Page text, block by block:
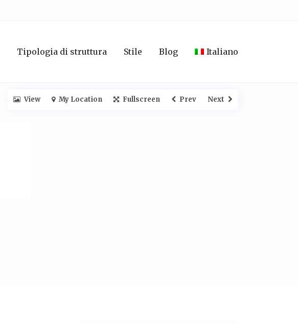
Tipologia di struttura Stile Blog Italiano
View My Location Fullscreen Prev Next